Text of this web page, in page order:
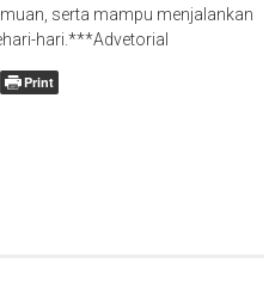
serta mampu menjalankan
hari.***Advetorial
Print